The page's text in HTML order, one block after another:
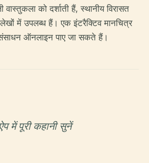
को दर्शाती हैं, स्थानीय विरासत
में उपलब्ध हैं। एक इंटरैक्टिव मानचित्र
ऑनलाइन पाए जा सकते हैं।
ऐप में पूरी कहानी सुनें